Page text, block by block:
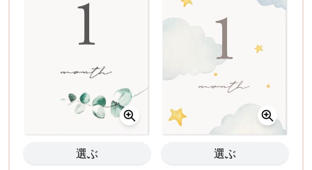
選ぶ 選ぶ